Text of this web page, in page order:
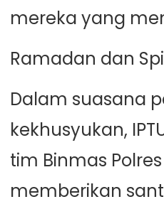
mereka yang
Ramadan dan
Dalam suasana
kekhusyukan,
tim Binmas
memberikan